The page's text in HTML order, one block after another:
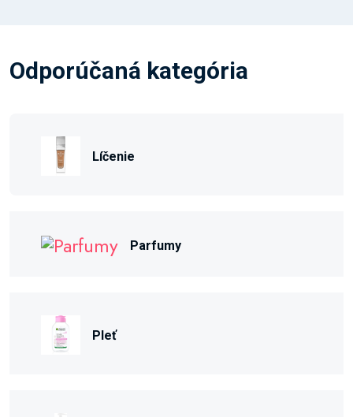
Odporúčaná kategória
Líčenie
Parfumy
Pleť